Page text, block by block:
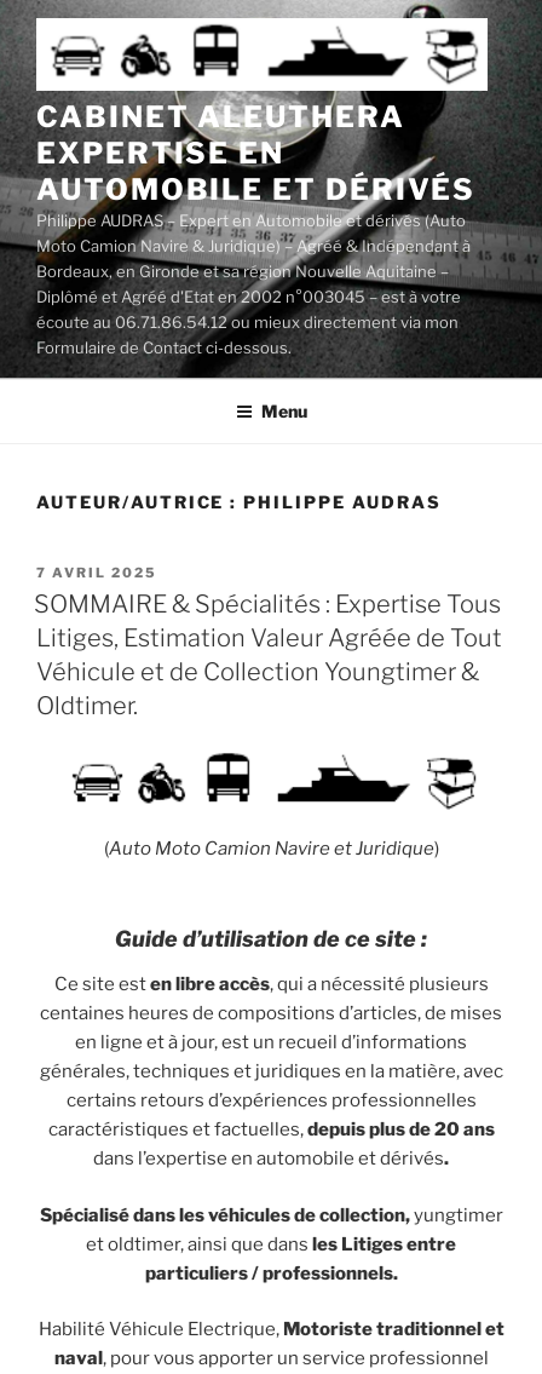
Aller
au
contenu
principalCABINET ALEUTHERA
EXPERTISE EN
AUTOMOBILE ET DÉRIVÉS
Philippe AUDRAS – Expert en Automobile et dérivés (Auto
Moto Camion Navire & Juridique) – Agréé & Indépendant à
Bordeaux, en Gironde et sa région Nouvelle Aquitaine –
Diplômé et Agréé d'Etat en 2002 n°003045 – est à votre
écoute au 06.71.86.54.12 ou mieux directement via mon
Formulaire de Contact ci-dessous.
Menu
AUTEUR/AUTRICE :PHILIPPE AUDRAS
PUBLIÉ
LE
7 AVRIL 2025
SOMMAIRE & Spécialités : Expertise Tous
Litiges, Estimation Valeur Agréée de Tout
Véhicule et de Collection Youngtimer &
Oldtimer.
(Auto Moto Camion Navire et Juridique)
Guide d’utilisationde ce site :
Ce site esten libre accès, qui a nécessité plusieurs
centaines heures de compositions d’articles, de mises
en ligne et à jour, est un recueil d’informations
générales, techniques et juridiques en la matière, avec
certains retours d’expériences professionnelles
caractéristiques et factuelles,depuis plus de 20 ans
dans l’expertise en automobile et dérivés.
Spécialisé dans les véhicules de collection,yungtimer
et oldtimer, ainsi que dans les Litiges entre
particuliers / professionnels.
Habilité Véhicule Electrique, Motoriste traditionnel et
naval, pour vous apporter un service professionnel